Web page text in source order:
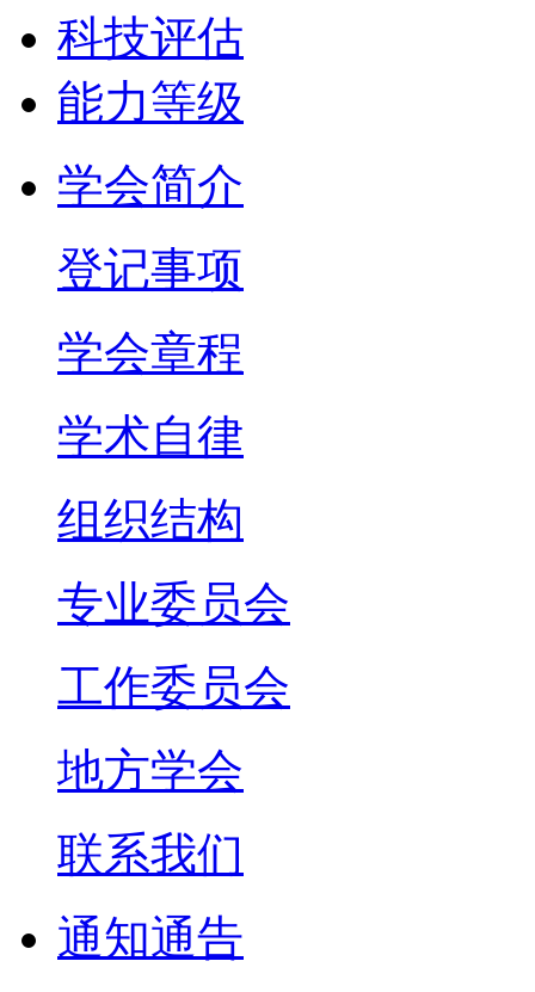
科技评估
能力等级
学会简介
登记事项
学会章程
学术自律
组织结构
专业委员会
工作委员会
地方学会
联系我们
通知通告